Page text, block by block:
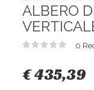
ALBERO
0
€ 435,39